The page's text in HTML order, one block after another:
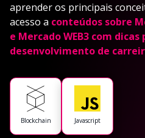
aprender os principais
acesso a conteúdos sobre
e Mercado WEB3 com dicas
desenvolvimento de
Blockchain Javascript